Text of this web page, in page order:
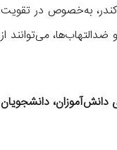
به‌خصوص در تقویت
می‌توانند از
دانشجویان